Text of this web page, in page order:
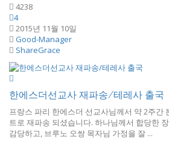
4238
4
2015년 11월 10일
Good-Manager
ShareGrace
한에스더선교사 재파송/테레사 출국
프랑스 파리 한에스더 선교사님께서 약 2주간
트로 재파송 되셨습니다. 하나님께서 합당한
감당하고, 브루노 오쌍 목자님 가정을 잘 ...